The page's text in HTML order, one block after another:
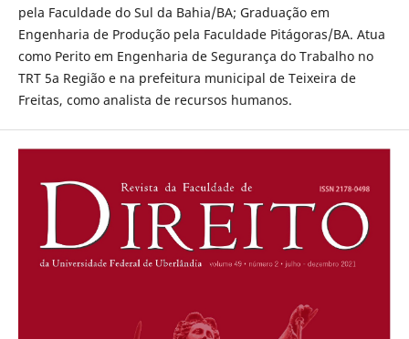
pela Faculdade do Sul da Bahia/BA; Graduação em
Engenharia de Produção pela Faculdade Pitágoras/BA. Atua
como Perito em Engenharia de Segurança do Trabalho no
TRT 5a Região e na prefeitura municipal de Teixeira de
Freitas, como analista de recursos humanos.